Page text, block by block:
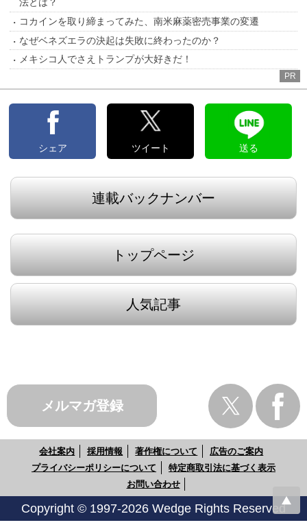
法とは？
コカインを取り締まってみた、南米麻薬密売事業の変遷
なぜベネズエラの決起は失敗に終わったのか？
メキシコ人でさえトランプが大好きだ！
PR
シェア ツイート 送る
連載バックナンバー
トップページ
人気記事
メルマガ登録
会社案内 採用情報 著作権について
広告のご案内
プライバシーポリシーについて
特定商取引法に基づく表示
お問い合わせ
Copyright © 1997-2026 Wedge Rights Reserved